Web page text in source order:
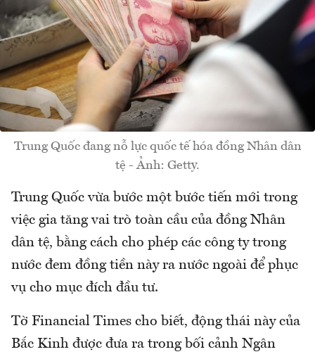
Trung Quốc đang nỗ lực quốc tế hóa đồng Nhân dân
tệ - Ảnh: Getty.
Trung Quốc vừa bước một bước tiến mới trong
việc gia tăng vai trò toàn cầu của đồng Nhân
dân tệ, bằng cách cho phép các công ty trong
nước đem đồng tiền này ra nước ngoài để phục
vụ cho mục đích đầu tư.
Tờ Financial Times cho biết, động thái này của
Bắc Kinh được đưa ra trong bối cảnh Ngân